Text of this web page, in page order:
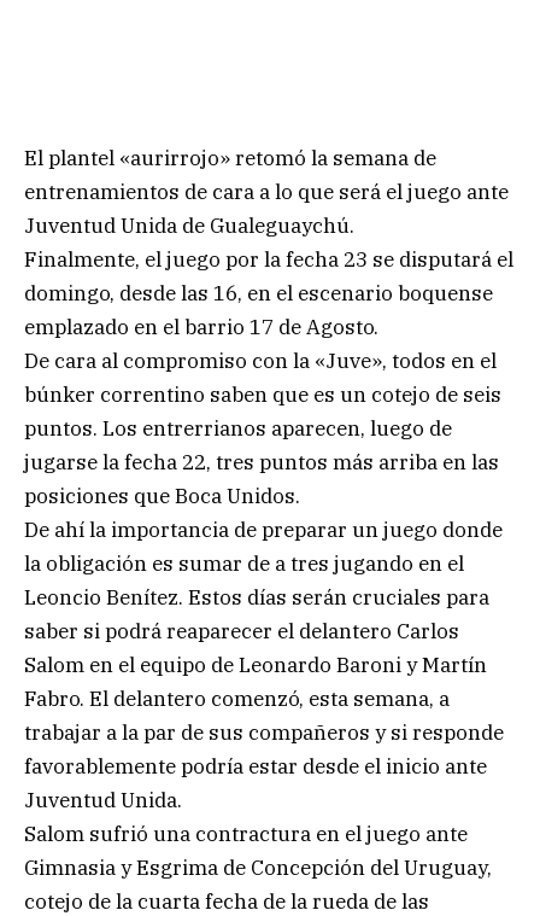
El plantel «aurirrojo» retomó la semana de
entrenamientos de cara a lo que será el juego ante
Juventud Unida de Gualeguaychú.
Finalmente, el juego por la fecha 23 se disputará el
domingo, desde las 16, en el escenario boquense
emplazado en el barrio 17 de Agosto.
De cara al compromiso con la «Juve», todos en el
búnker correntino saben que es un cotejo de seis
puntos. Los entrerrianos aparecen, luego de
jugarse la fecha 22, tres puntos más arriba en las
posiciones que Boca Unidos.
De ahí la importancia de preparar un juego donde
la obligación es sumar de a tres jugando en el
Leoncio Benítez. Estos días serán cruciales para
saber si podrá reaparecer el delantero Carlos
Salom en el equipo de Leonardo Baroni y Martín
Fabro. El delantero comenzó, esta semana, a
trabajar a la par de sus compañeros y si responde
favorablemente podría estar desde el inicio ante
Juventud Unida.
Salom sufrió una contractura en el juego ante
Gimnasia y Esgrima de Concepción del Uruguay,
cotejo de la cuarta fecha de la rueda de las